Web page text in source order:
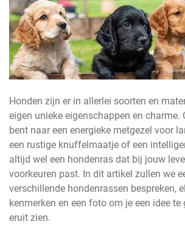
Honden zijn er in allerlei soorten en
eigen unieke eigenschappen en charme.
bent naar een energieke metgezel voor
een rustige knuffelmaatje of een
altijd wel een hondenras dat bij jouw
voorkeuren past. In dit artikel zullen we
verschillende hondenrassen bespreken,
kenmerken en een foto om je een idee te
eruit zien.